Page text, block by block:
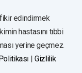
edindirmek
hastasını tıbbi
yerine geçmez.
|Gizlilik